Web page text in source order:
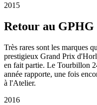
2015
Retour au GPHG
Très rares sont les marques
prestigieux Grand Prix
en fait partie. Le Tourbillon
année rapporte, une fois
à l'Atelier.
2016